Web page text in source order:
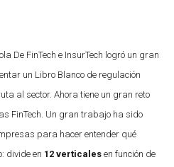
De FinTech e InsurTech logró un gran
un Libro Blanco de regulación
al sector. Ahora tiene un gran reto
FinTech. Un gran trabajo ha sido
para hacer entender qué
divide en 12 verticales en función de